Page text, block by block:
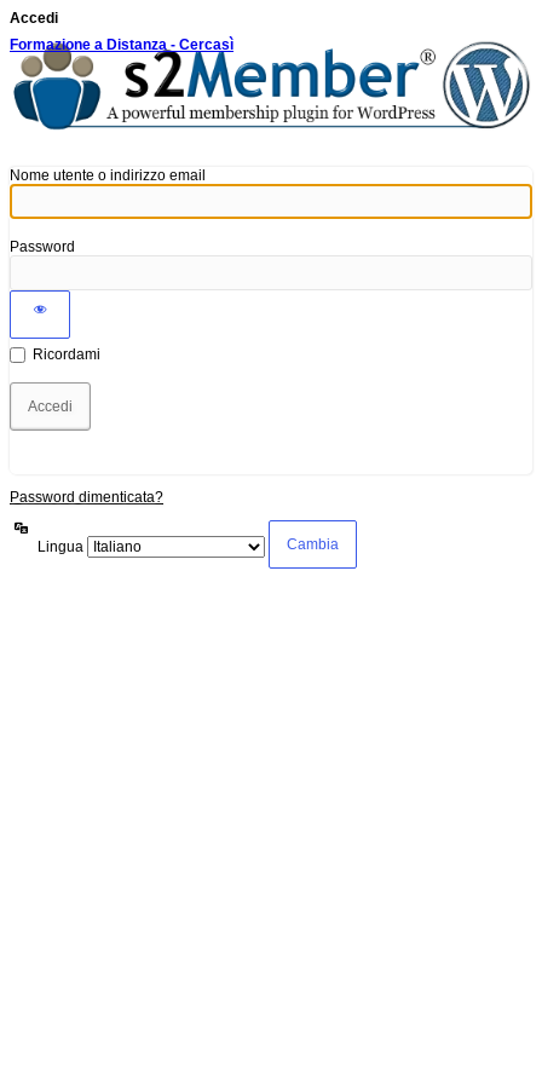
Accedi
Formazione a Distanza - Cercasì
Nome utente o indirizzo email
Password
Ricordami
Password dimenticata?
Lingua